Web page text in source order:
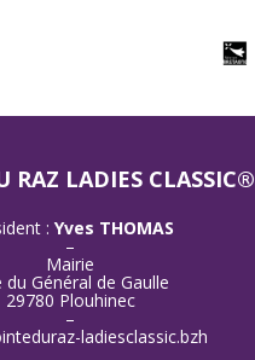
RAZ LADIES CLASSIC®
: Yves THOMAS
–
Mairie
du Général de Gaulle
29780 Plouhinec
–
ladiesclassic.bzh